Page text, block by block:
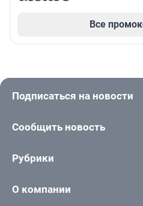
Все
Подписаться на новости
Сообщить новость
Рубрики
О компании